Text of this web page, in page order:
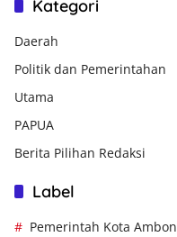
Kategori
Daerah
Politik dan Pemerintahan
Utama
PAPUA
Berita Pilihan Redaksi
Label
Pemerintah Kota Ambon